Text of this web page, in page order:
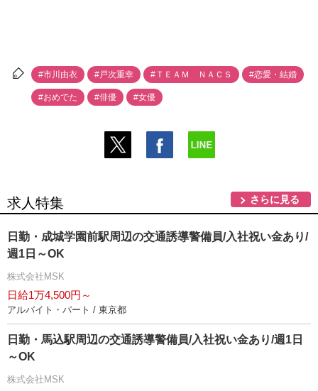
#市川由衣 #戸次重幸 #ＴＥＡＭ ＮＡＣＳ #恋愛・結婚
#おめでた #俳優 #女優
求人特集 さらに見る
日勤・成城学園前駅周辺の交通誘導警備員/入社祝い金あり/
週1日～OK
株式会社MSK
日給1万4,500円～
アルバイト・パート / 東京都
日勤・馬込駅周辺の交通誘導警備員/入社祝い金あり/週1日
～OK
株式会社MSK